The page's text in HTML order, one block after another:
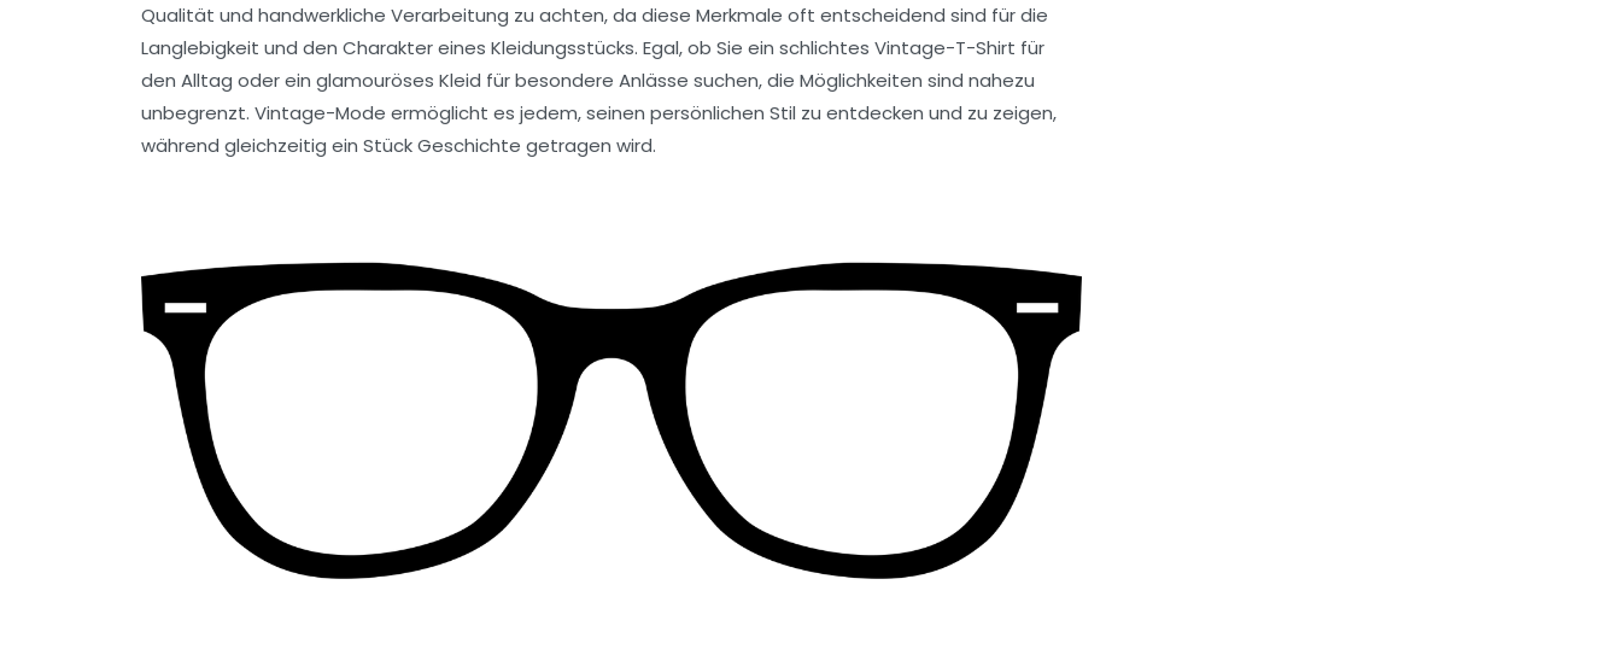
Qualität und handwerkliche Verarbeitung zu achten, da diese Merkmale oft entscheidend sind für die
Langlebigkeit und den Charakter eines Kleidungsstücks. Egal, ob Sie ein schlichtes Vintage-T-Shirt für
den Alltag oder ein glamouröses Kleid für besondere Anlässe suchen, die Möglichkeiten sind nahezu
unbegrenzt. Vintage-Mode ermöglicht es jedem, seinen persönlichen Stil zu entdecken und zu zeigen,
während gleichzeitig ein StückGeschichte getragen wird.